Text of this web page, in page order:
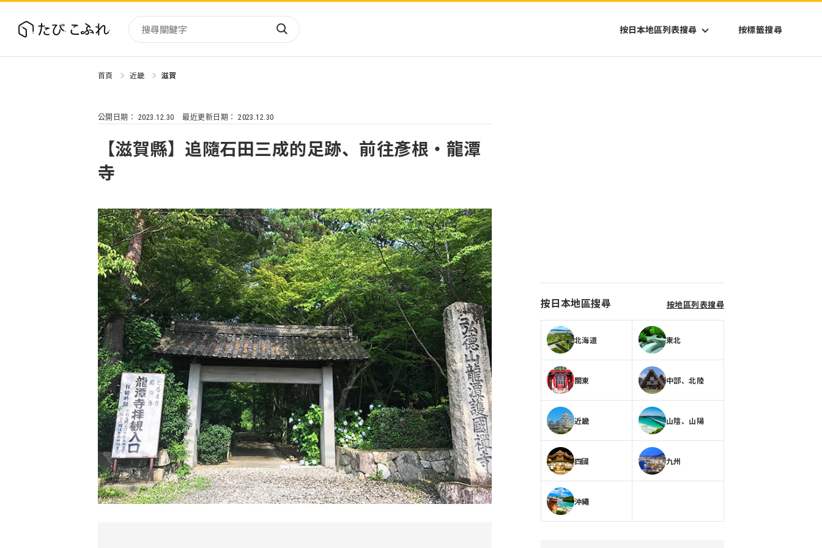
按日本地區列表搜尋 按標籤搜尋
北海道
東北
關東
中部、北陸
四國
九州
沖繩
首頁 近畿 滋賀
公開日期： 2023.12.30 最近更新日期：2023.12.30
【滋賀縣】追隨石田三成的足跡、前往彥根・龍潭
寺
按日本地區搜尋 按地區列表搜尋
北海道 東北
關東 中部、北陸
近畿 山陰、山陽
四國 九州
沖繩